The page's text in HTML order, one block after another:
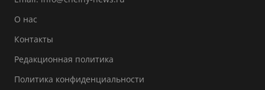
О нас
Контакты
Редакционная политика
Политика конфиденциальности